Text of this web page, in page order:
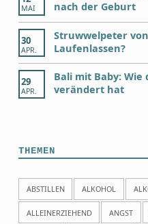
MAI
nach der Geburt
30
APR.
Struwwelpeter
Laufenlassen?
29
APR.
Bali mit Baby: Wie
verändert hat
THEMEN
ABSTILLEN ALKOHOL
ALLEINERZIEHEND ANGST